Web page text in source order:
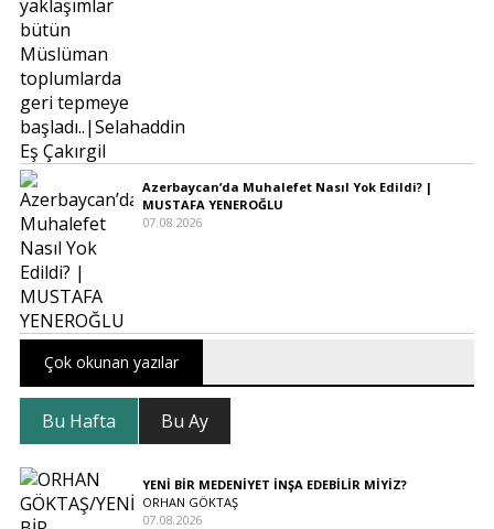
Azerbaycan’da Muhalefet Nasıl Yok Edildi? |
MUSTAFA YENEROĞLU
07.08.2026
Çok okunan yazılar
Bu Hafta Bu Ay
YENİ BİR MEDENİYET İNŞA EDEBİLİR MİYİZ?
ORHAN GÖKTAŞ
07.08.2026